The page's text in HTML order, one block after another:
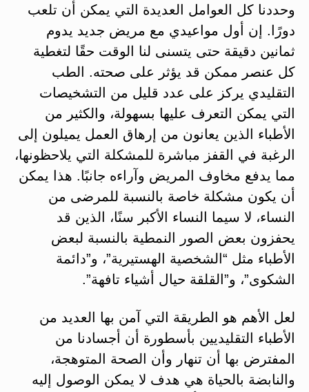
وحددنا كل العوامل العديدة التي يمكن أن تلعب
دورًا. إن أول مواعيدي مع مريض جديد يدوم
ثمانين دقيقة حتى يتسنى لنا الوقت حقًا لتغطية
كل عنصر ممكن قد يؤثر على صحته. الطب
التقليدي يركز على عدد قليل من التشخيصات
التي يمكن التعرف عليها بسهولة، والكثير من
الأطباء الذين يعانون من إرهاق العمل يميلون إلى
الرغبة في القفز مباشرة للمشكلة التي يلاحظونها،
مما يدفع مخاوف المريض وآراءه جانبًا. هذا يمكن
أن يكون مشكلة خاصة بالنسبة للمرضى من
النساء، لا سيما النساء الأكبر سنًا، الذين قد
يحفزون بعض الصور النمطية بالنسبة لبعض
الأطباء مثل “الشخصية الهستيرية”، و”دائمة
الشكوى”، و”القلقة حيال أشياء تافهة”.
لعل الأهم هو الطريقة التي آمن بها العديد من
الأطباء التقليديين بأسطورة أن أجسادنا من
المفترض بها أن تنهار وأن الصحة المتوهجة،
والنابضة بالحياة هي هدف لا يمكن الوصول إليه